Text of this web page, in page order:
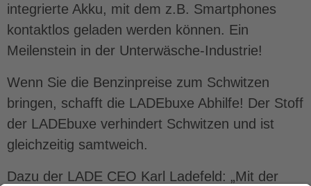
integrierte Akku, mit dem z.B. Smartphones
kontaktlos geladen werden können. Ein
Meilenstein in der Unterwäsche-Industrie!
Wenn Sie die Benzinpreise zum Schwitzen
bringen, schafft die LADEbuxe Abhilfe! Der Stoff
der LADEbuxe verhindert Schwitzen und ist
gleichzeitig samtweich.
Dazu der LADE CEO Karl Ladefeld: „Mit der